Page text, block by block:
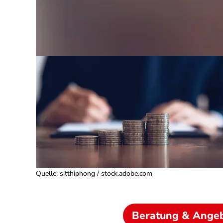
Quelle: sitthiphong / stock.adobe.com
Beratung &